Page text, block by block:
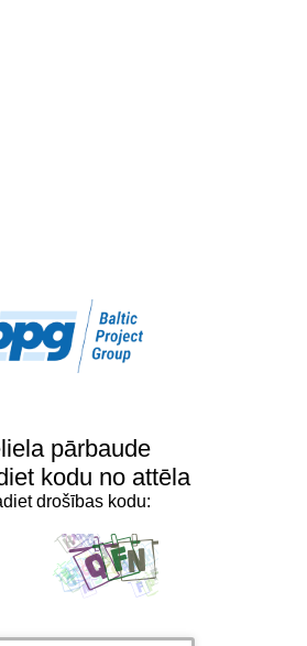
pārbaude
kodu no attēla
drošības kodu: